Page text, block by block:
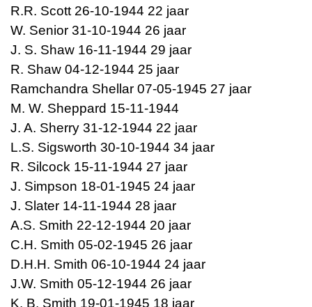
R.R. Scott 26-10-1944 22 jaar
W. Senior 31-10-1944 26 jaar
J. S. Shaw 16-11-1944 29 jaar
R. Shaw 04-12-1944 25 jaar
Ramchandra Shellar 07-05-1945 27 jaar
M. W. Sheppard 15-11-1944
J. A. Sherry 31-12-1944 22 jaar
L.S. Sigsworth 30-10-1944 34 jaar
R. Silcock 15-11-1944 27 jaar
J. Simpson 18-01-1945 24 jaar
J. Slater 14-11-1944 28 jaar
A.S. Smith 22-12-1944 20 jaar
C.H. Smith 05-02-1945 26 jaar
D.H.H. Smith 06-10-1944 24 jaar
J.W. Smith 05-12-1944 26 jaar
K. B. Smith 19-01-1945 18 jaar